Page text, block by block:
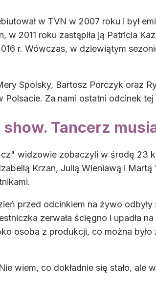
w TVN w 2007 roku i był
2011 roku zastąpiła ją Patricia
r. Wówczas, w dziewiątym
Spolsky, Bartosz Porczyk oraz
Za nami ostatni odcinek tej
Tancerz
widzowie zobaczyli w środę 23
Krzan, Julią Wieniawą i
przed odcinkiem na żywo
zerwała ścięgno i upadła
osoba z produkcji, co można
wiem, co dokładnie się stało, ale